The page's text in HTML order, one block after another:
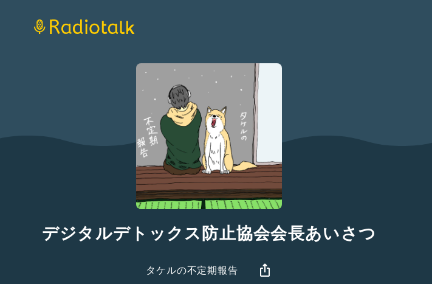
デジタルデトックス防止協会会長あいさつ
タケルの不定期報告